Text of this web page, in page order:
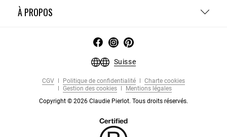
À PROPOS
Suisse
CGV Politique de confidentialité
Charte cookies
Gestion des cookies
Mentions légales
Copyright © 2026 Claudie Pierlot. Tous droits réservés.